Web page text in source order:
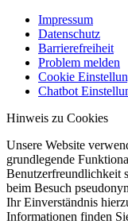
Impressum
Datenschutz
Barrierefreiheit
Problem melden
Cookie
Chatbot
Hinweis zu Cookies
Unsere Website
grundlegende
Benutzerfreundlichkeit
beim Besuch
Ihr Einverständnis
Informationen finden